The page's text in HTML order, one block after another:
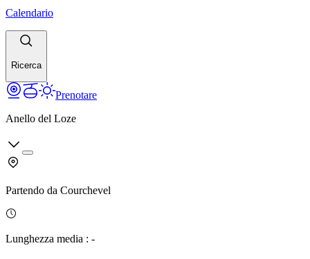
Calendario
Ricerca
Prenotare
Anello del Loze
Partendo da Courchevel
Lunghezza media : -